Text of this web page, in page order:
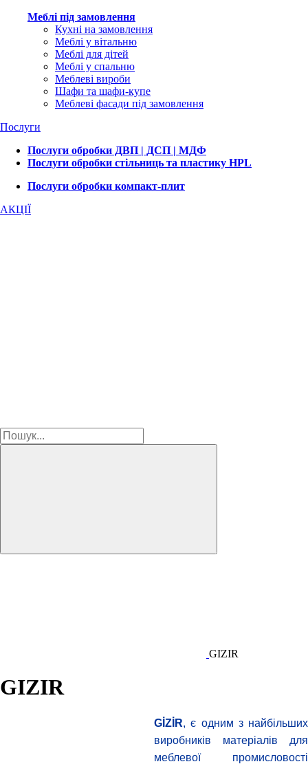
Меблі під замовлення
Кухні на замовлення
Меблі у вітальню
Меблі для дітей
Меблі у спальню
Меблеві вироби
Шафи та шафи-купе
Меблеві фасади під замовлення
Послуги
Послуги обробки ДВП | ДСП | МДФ
Послуги обробки стільниць та пластику HPL
Послуги обробки компакт-плит
АКЦІЇ
GIZIR
GIZIR
GİZİR, є одним з найбільших
виробників матеріалів для
меблевої промисловості